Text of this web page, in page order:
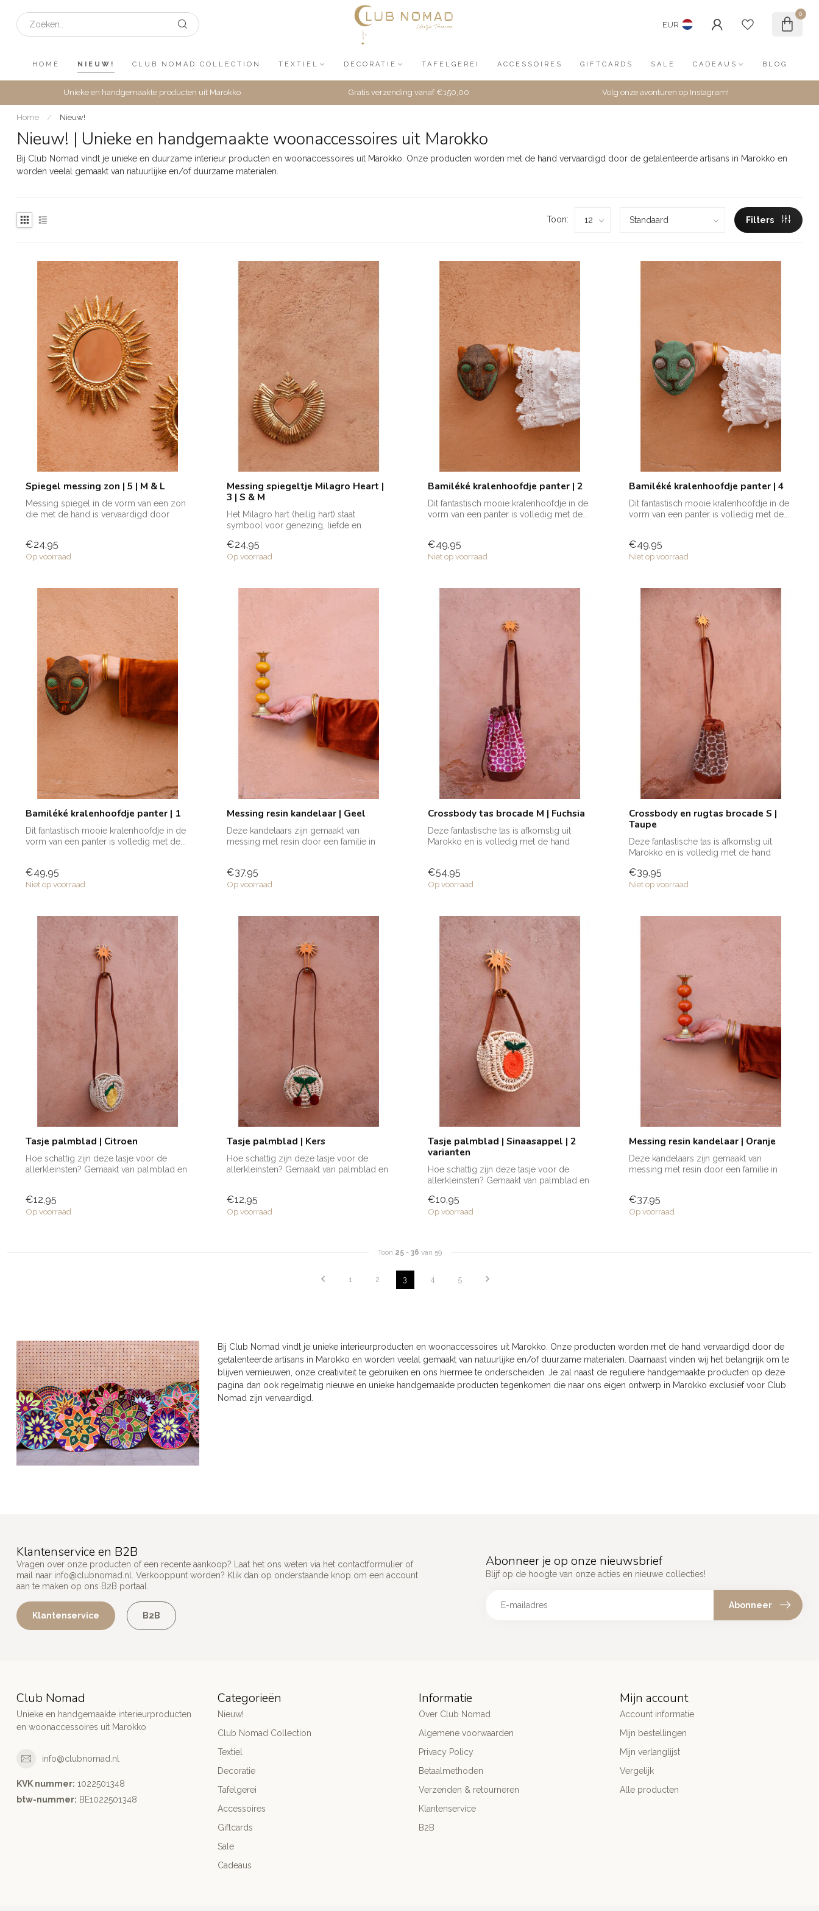
EUR
0
HOME NIEUW! CLUB NOMAD COLLECTION TEXTIEL DECORATIE TAFELGEREI ACCESSOIRES GIFTCARDS SALE CADEAUS BLOG
Unieke en handgemaakte producten uit Marokko Gratis verzending vanaf €150,00 Volg onze avonturen op Instagram!
Home / Nieuw!
Nieuw! | Unieke en handgemaakte woonaccessoires uit Marokko
Bij Club Nomad vindt je unieke en duurzame interieur producten en woonaccessoires uit Marokko. Onze producten worden met de hand vervaardigd door de getalenteerde artisans in Marokko en
worden veelal gemaakt van natuurlijke en/of duurzame materialen.
Toon: Filters
Spiegel messing zon | 5 | M & L
Messing spiegel in de vorm van een zon
die met de hand is vervaardigd door
€24,95
Op voorraad
Messing spiegeltje Milagro Heart |
3 | S & M
Het Milagro hart (heilig hart) staat
symbool voor genezing, liefde en
€24,95
Op voorraad
Bamiléké kralenhoofdje panter | 2
Dit fantastisch mooie kralenhoofdje in de
vorm van een panter is volledig met de...
€49,95
Niet op voorraad
Bamiléké kralenhoofdje panter | 4
Dit fantastisch mooie kralenhoofdje in de
vorm van een panter is volledig met de...
€49,95
Niet op voorraad
Bamiléké kralenhoofdje panter | 1
Dit fantastisch mooie kralenhoofdje in de
vorm van een panter is volledig met de...
€49,95
Niet op voorraad
Messing resin kandelaar | Geel
Deze kandelaars zijn gemaakt van
messing met resin door een familie in
€37,95
Op voorraad
Crossbody tas brocade M | Fuchsia
Deze fantastische tas is afkomstig uit
Marokko en is volledig met de hand
€54,95
Op voorraad
Crossbody en rugtas brocade S |
Taupe
Deze fantastische tas is afkomstig uit
Marokko en is volledig met de hand
€39,95
Niet op voorraad
Tasje palmblad | Citroen
Hoe schattig zijn deze tasje voor de
allerkleinsten? Gemaakt van palmblad en
€12,95
Op voorraad
Tasje palmblad | Kers
Hoe schattig zijn deze tasje voor de
allerkleinsten? Gemaakt van palmblad en
€12,95
Op voorraad
Tasje palmblad | Sinaasappel | 2
varianten
Hoe schattig zijn deze tasje voor de
allerkleinsten? Gemaakt van palmblad en
€10,95
Op voorraad
Messing resin kandelaar | Oranje
Deze kandelaars zijn gemaakt van
messing met resin door een familie in
€37,95
Op voorraad
Toon 25- 36 van 59
1 2 3 4 5
Bij Club Nomad vindt je unieke interieurproducten en woonaccessoires uit Marokko. Onze producten worden met de hand vervaardigd door de
getalenteerde artisans in Marokko en worden veelal gemaakt van natuurlijke en/of duurzame materialen. Daarnaast vinden wij het belangrijk om te
blijven vernieuwen, onze creativiteit te gebruiken en ons hiermee te onderscheiden. Je zal naast de reguliere handgemaakte producten op deze
pagina dan ook regelmatig nieuwe en unieke handgemaakte producten tegenkomen die naar ons eigen ontwerp in Marokko exclusief voor Club
Nomad zijn vervaardigd.
Klantenservice en B2B
Vragen over onze producten of een recente aankoop? Laat het ons weten via het contactformulier of
mail naar info@clubnomad.nl . Verkooppunt worden? Klik dan op onderstaande knop om een account
aan te maken op ons B2B portaal.
Klantenservice B2B
Abonneer je op onze nieuwsbrief
Blijf op de hoogte van onze acties en nieuwe collecties!
Abonneer
Club Nomad
Unieke en handgemaakte interieurproducten
en woonaccessoires uit Marokko
info@clubnomad.nl
KVK nummer: 1022501348
btw-nummer: BE1022501348
Categorieën
Nieuw!
Club Nomad Collection
Textiel
Decoratie
Tafelgerei
Accessoires
Giftcards
Sale
Cadeaus
Informatie
Over Club Nomad
Algemene voorwaarden
Privacy Policy
Betaalmethoden
Verzenden & retourneren
Klantenservice
B2B
Mijn account
Account informatie
Mijn bestellingen
Mijn verlanglijst
Vergelijk
Alle producten